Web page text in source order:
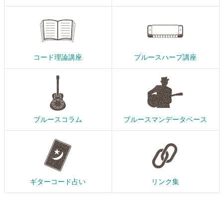
コード理論講座 ブルースハープ講座
ブルースコラム ブルースマンデータベース
ギターコード占い リンク集